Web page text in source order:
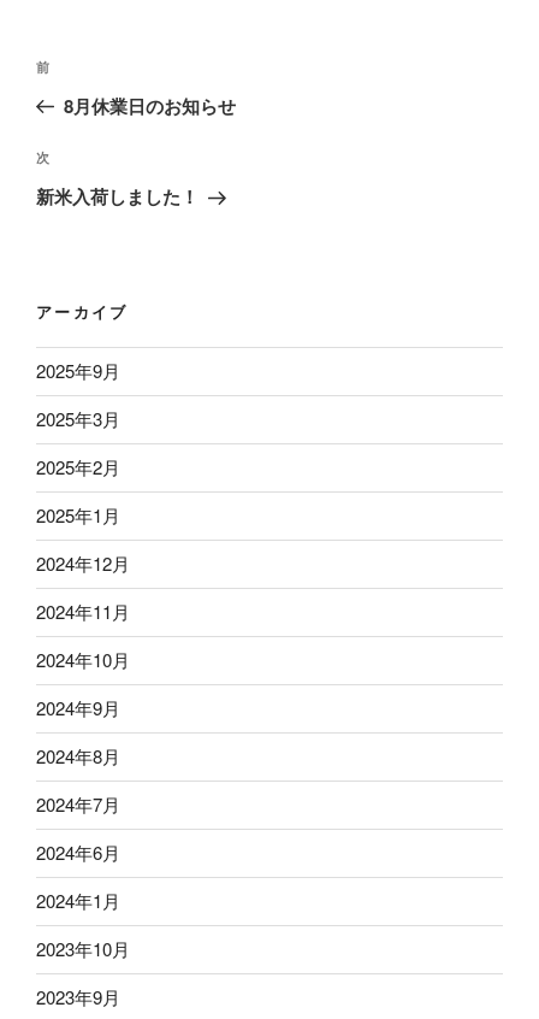
投
ナ
ビ
ゲ
ン
前
の
稿
前
8月休業日のお知らせ
次
の
次
新米入荷しました！
アーカイブ
2025年9月
2025年3月
2025年2月
2025年1月
2024年12月
2024年11月
2024年10月
2024年9月
2024年8月
2024年7月
2024年6月
2024年1月
2023年10月
2023年9月